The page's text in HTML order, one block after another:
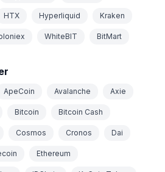
HTX Hyperliquid Kraken
WhiteBIT BitMart
ApeCoin Avalanche Axie
Bitcoin Bitcoin Cash
Cosmos Cronos Dai
Ethereum